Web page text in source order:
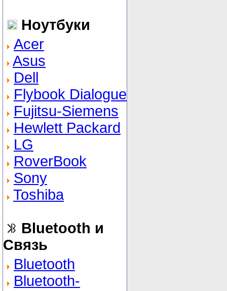
Ноутбуки
Acer
Asus
Dell
Flybook Dialogue
Fujitsu-Siemens
Hewlett Packard
LG
RoverBook
Sony
Toshiba
Bluetooth и
Связь
Bluetooth
Bluetooth-